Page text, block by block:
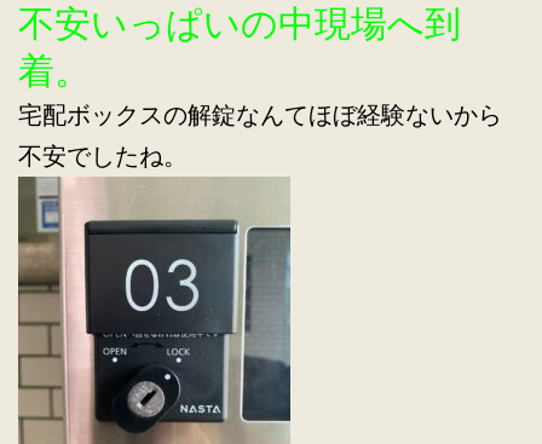
不安いっぱいの中現場へ到
着。
宅配ボックスの解錠なんてほぼ経験ないから
不安でしたね。